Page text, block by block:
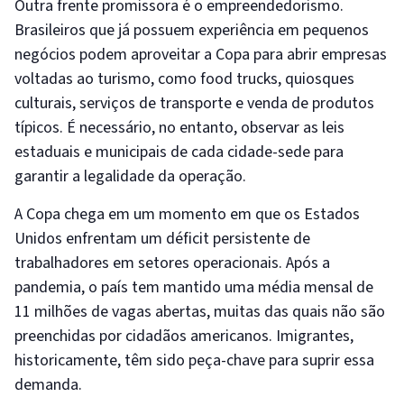
Outra frente promissora é o empreendedorismo.
Brasileiros que já possuem experiência em pequenos
negócios podem aproveitar a Copa para abrir empresas
voltadas ao turismo, como food trucks, quiosques
culturais, serviços de transporte e venda de produtos
típicos. É necessário, no entanto, observar as leis
estaduais e municipais de cada cidade-sede para
garantir a legalidade da operação.
A Copa chega em um momento em que os Estados
Unidos enfrentam um déficit persistente de
trabalhadores em setores operacionais. Após a
pandemia, o país tem mantido uma média mensal de
11 milhões de vagas abertas, muitas das quais não são
preenchidas por cidadãos americanos. Imigrantes,
historicamente, têm sido peça-chave para suprir essa
demanda.